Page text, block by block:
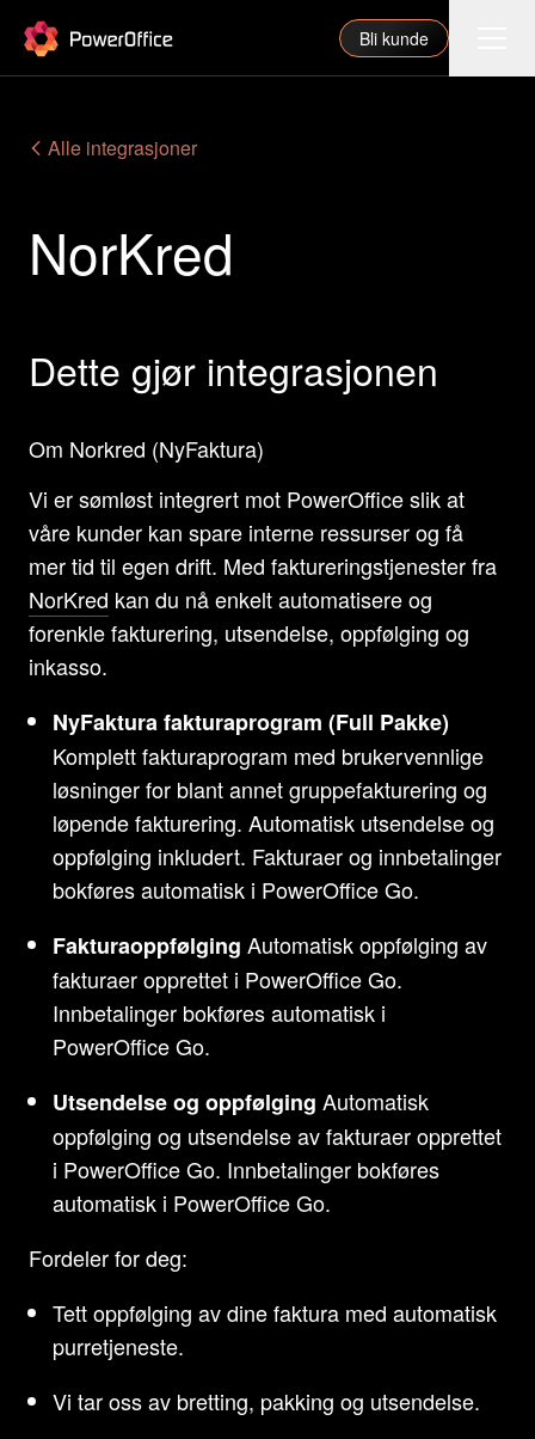
PowerOffice Bli kunde
Funksjoner
Priser
Våre partnere
Om oss
Support
Logg inn
Alle integrasjoner
NorKred
Dette gjør integrasjonen
Om Norkred (NyFaktura)
Vi er sømløst integrert mot PowerOffice slik at
våre kunder kan spare interne ressurser og få
mer tid til egen drift. Med faktureringstjenester fra
NorKred kan du nå enkelt automatisere og
forenkle fakturering, utsendelse, oppfølging og
inkasso.
NyFaktura fakturaprogram (Full Pakke)
Komplett fakturaprogram med brukervennlige
løsninger for blant annet gruppefakturering og
løpende fakturering. Automatisk utsendelse og
oppfølging inkludert. Fakturaer og innbetalinger
bokføres automatisk i PowerOffice Go.
Fakturaoppfølging Automatisk oppfølging av
fakturaer opprettet i PowerOffice Go.
Innbetalinger bokføres automatisk i
PowerOffice Go.
Utsendelse og oppfølging Automatisk
oppfølging og utsendelse av fakturaer opprettet
i PowerOffice Go. Innbetalinger bokføres
automatisk i PowerOffice Go.
Fordeler for deg:
Tett oppfølging av dine faktura med automatisk
purretjeneste.
Vi tar oss av bretting, pakking og utsendelse.